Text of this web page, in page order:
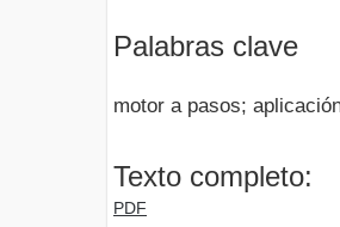
Palabras clave
motor a pasos;
Texto completo:
PDF